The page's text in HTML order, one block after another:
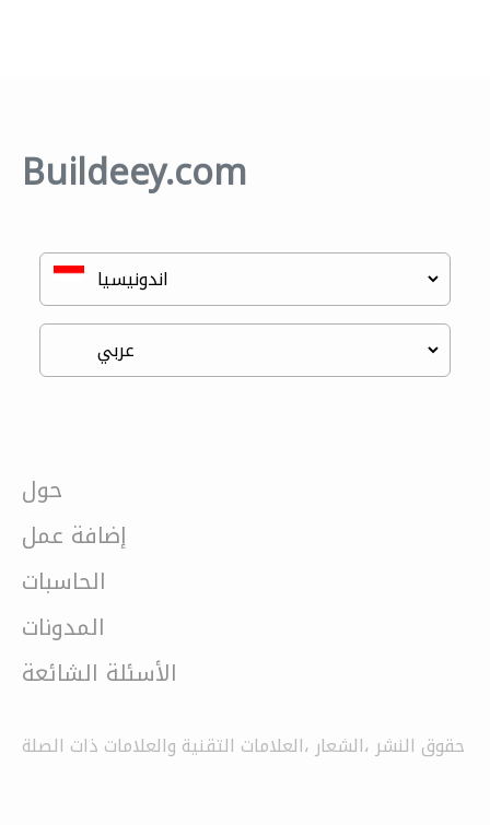
Buildeey.com
حول
إضافة عمل
الحاسبات
المدونات
الأسئلة الشائعة
حقوق النشر ،الشعار ،العلامات التقنية والعلامات ذات الصلة